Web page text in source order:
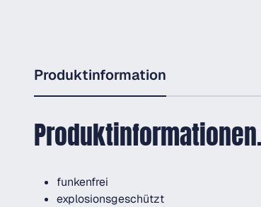
Produktinformation
funkenfrei
explosionsgeschützt